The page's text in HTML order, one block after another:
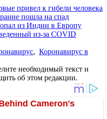
привел к гибели человека
пошла на спад
из Индии в Европу
из-за COVID
, Коронавирус в
необходимый текст и
об этом редакции.